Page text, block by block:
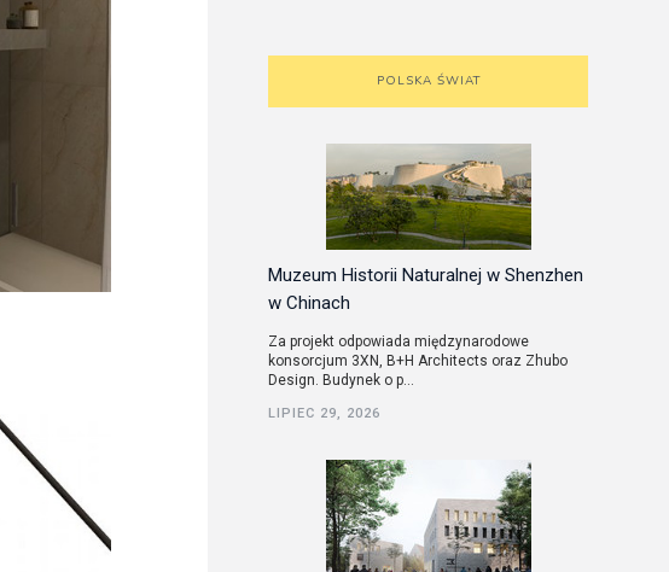
POLSKA ŚWIAT
Muzeum Historii Naturalnej w Shenzhen
w Chinach
Za projekt odpowiada międzynarodowe
konsorcjum 3XN, B+H Architects oraz Zhubo
Design. Budynek o p...
LIPIEC 29, 2026